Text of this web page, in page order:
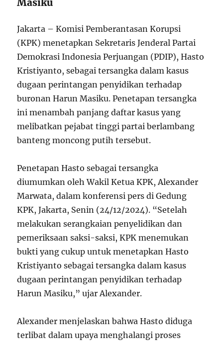
Jakarta – Komisi Pemberantasan Korupsi
(KPK) menetapkan Sekretaris Jenderal Partai
Demokrasi Indonesia Perjuangan (PDIP), Hasto
Kristiyanto, sebagai tersangka dalam kasus
dugaan perintangan penyidikan terhadap
buronan Harun Masiku. Penetapan tersangka
ini menambah panjang daftar kasus yang
melibatkan pejabat tinggi partai berlambang
banteng moncong putih tersebut.
Penetapan Hasto sebagai tersangka
diumumkan oleh Wakil Ketua KPK, Alexander
Marwata, dalam konferensi pers di Gedung
KPK, Jakarta, Senin (24/12/2024). “Setelah
melakukan serangkaian penyelidikan dan
pemeriksaan saksi-saksi, KPK menemukan
bukti yang cukup untuk menetapkan Hasto
Kristiyanto sebagai tersangka dalam kasus
dugaan perintangan penyidikan terhadap
Harun Masiku,” ujar Alexander.
Alexander menjelaskan bahwa Hasto diduga
terlibat dalam upaya menghalangi proses